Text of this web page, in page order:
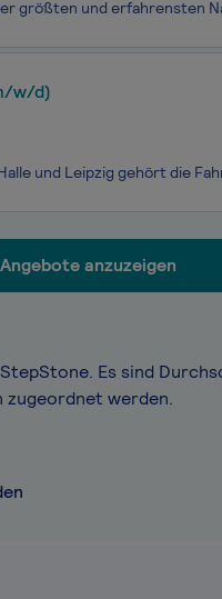
w/d)
anzuzeigen
Es sind
zugeordnet werden.